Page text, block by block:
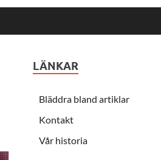
LÄNKAR
Bläddra bland artiklar
Kontakt
Vår historia